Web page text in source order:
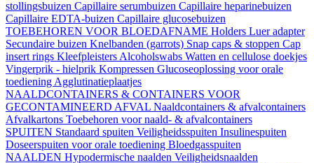
stollingsbuizen Capillaire serumbuizen Capillaire heparinebuizen
Capillaire EDTA-buizen Capillaire glucosebuizen
TOEBEHOREN VOOR BLOEDAFNAME Holders Luer adapter
Secundaire buizen Knelbanden (garrots) Snap caps & stoppen Cap
insert rings Kleefpleisters Alcoholswabs Watten en cellulose doekjes
Vingerprik - hielprik Kompressen Glucoseoplossing voor orale
toediening Agglutinatieplaatjes
NAALDCONTAINERS & CONTAINERS VOOR
GECONTAMINEERD AFVAL Naaldcontainers & afvalcontainers
Afvalkartons Toebehoren voor naald- & afvalcontainers
SPUITEN Standaard spuiten Veiligheidsspuiten Insulinespuiten
Doseerspuiten voor orale toediening Bloedgasspuiten
NAALDEN Hypodermische naalden Veiligheidsnaalden